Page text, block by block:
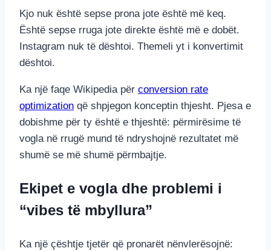
Kjo nuk është sepse prona jote është më keq.
Është sepse rruga jote direkte është më e dobët.
Instagram nuk të dështoi. Themeli yt i konvertimit
dështoi.
Ka një faqe Wikipedia për conversion rate
optimization që shpjegon konceptin thjesht. Pjesa e
dobishme për ty është e thjeshtë: përmirësime të
vogla në rrugë mund të ndryshojnë rezultatet më
shumë se më shumë përmbajtje.
Ekipet e vogla dhe problemi i
“vibes të mbyllura”
Ka një çështje tjetër që pronarët nënvlerësojnë: